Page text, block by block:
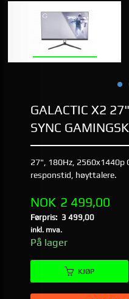
GALACTIC X2
SYNC
27", 180Hz, 2560x1440p
responstid, høyttalere.
Tilbud
NOK 2 499,00
Førpris: 3 499,00
Rabatt
inkl. mva.
På lager
KJØP